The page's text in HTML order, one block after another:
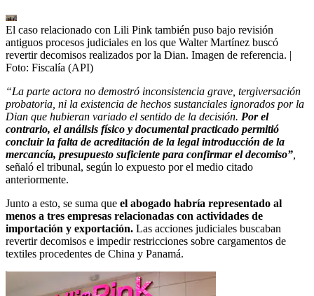
El caso relacionado con Lili Pink también puso bajo revisión
antiguos procesos judiciales en los que Walter Martínez buscó
revertir decomisos realizados por la Dian. Imagen de referencia. |
Foto: Fiscalía (API)
“La parte actora no demostró inconsistencia grave, tergiversación
probatoria, ni la existencia de hechos sustanciales ignorados por la
Dian que hubieran variado el sentido de la decisión. Por el
contrario, el análisis físico y documental practicado permitió
concluir la falta de acreditación de la legal introducción de la
mercancía, presupuesto suficiente para confirmar el decomiso”
señaló el tribunal, según lo expuesto por el medio citado
anteriormente.
Junto a esto, se suma que el abogado habría representado al
menos a tres empresas relacionadas con actividades de
importación y exportación. Las acciones judiciales buscaban
revertir decomisos e impedir restricciones sobre cargamentos de
textiles procedentes de China y Panamá.